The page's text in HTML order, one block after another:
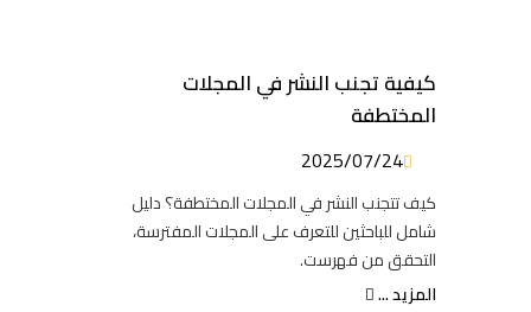
كيفية تجنب النشر في المجلات
المختطفة
2025/07/24
كيف تتجنب النشر في المجلات المختطفة؟ دليل
شامل للباحثين للتعرف على المجلات المفترسة،
التحقق من فهرست.
المزيد ...